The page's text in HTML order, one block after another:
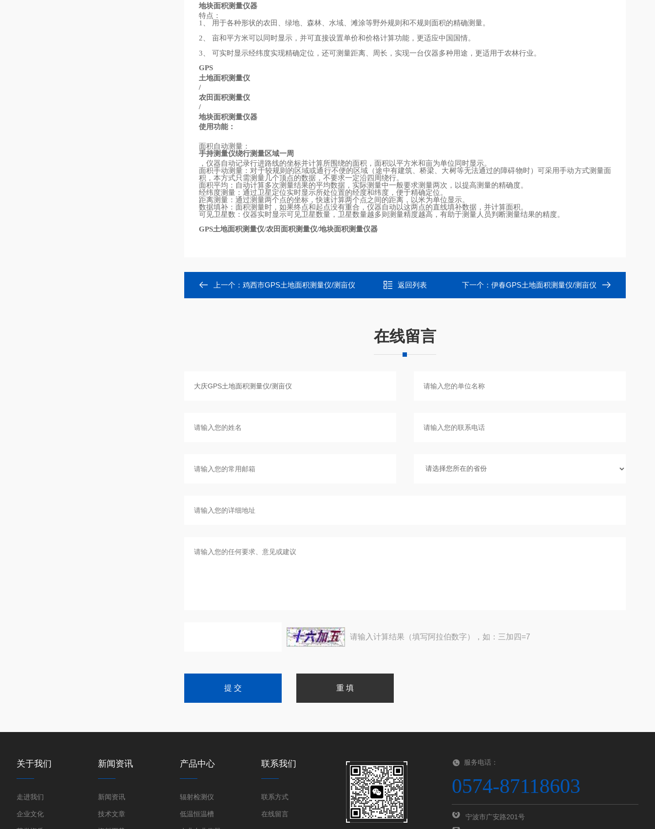
地块面积测量仪器
特点：
1 用于各种形状的农田、绿地、森林、水域、滩涂等野外规则和不规则面积的精确测量。
2 亩和平方米可以同时显示，并可直接设置单价和价格计算功能，更适应中国国情。
3 可实时显示经纬度实现精确定位，还可测量距离、周长，实现一台仪器多种用途，更适用于农林行业。
GPS
土地面积测量仪
/
农田面积测量仪
/
地块面积测量仪器
使用功能：
面积自动测量：
手持测量仪绕行测量区域一周
，仪器自动记录行进路线的坐标并计算所围绕的面积，面积以平方米和亩为单位同时显示。
面积手动测量：对于较规则的区域或通行不便的区域（途中有建筑、桥梁、大树等无法通过的障碍物时）可采用手动方式测量面
积，本方式只需测量几个顶点的数据，不要求一定沿四周绕行。
面积平均：自动计算多次测量结果的平均数据，实际测量中一般要求测量两次，以提高测量的精确度。
经纬度测量：通过卫星定位实时显示所处位置的经度和纬度，便于精确定位。
距离测量：通过测量两个点的坐标，快速计算两个点之间的距离，以米为单位显示。
数据填补：面积测量时，如果终点和起点没有重合，仪器自动以这两点的直线填补数据，并计算面积。
可见卫星数：仪器实时显示可见卫星数量，卫星数量越多则测量精度越高，有助于测量人员判断测量结果的精度。
GPS土地面积测量仪/农田面积测量仪/地块面积测量仪器
上一个： 鸡西市GPS土地面积测量仪/测亩仪 返回列表 下一个： 伊春GPS土地面积测量仪/测亩仪
在线留言
请输入计算结果（填写阿拉伯数字），如：三加四=7
关于我们
走进我们
企业文化
新闻资讯
新闻资讯
技术文章
产品中心
辐射检测仪
低温恒温槽
联系我们
联系方式
在线留言
服务电话：
0574-87118603
宁波市广安路201号